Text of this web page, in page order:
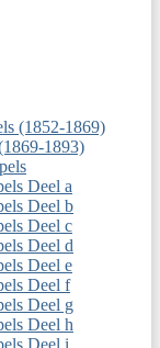
(1852-1869)
1893)
Deel a
Deel b
Deel c
Deel d
Deel e
Deel f
Deel g
Deel h